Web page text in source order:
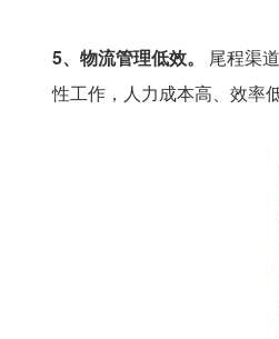
5、物流管理低效。
尾程渠
性工作，人力成本高、效率低